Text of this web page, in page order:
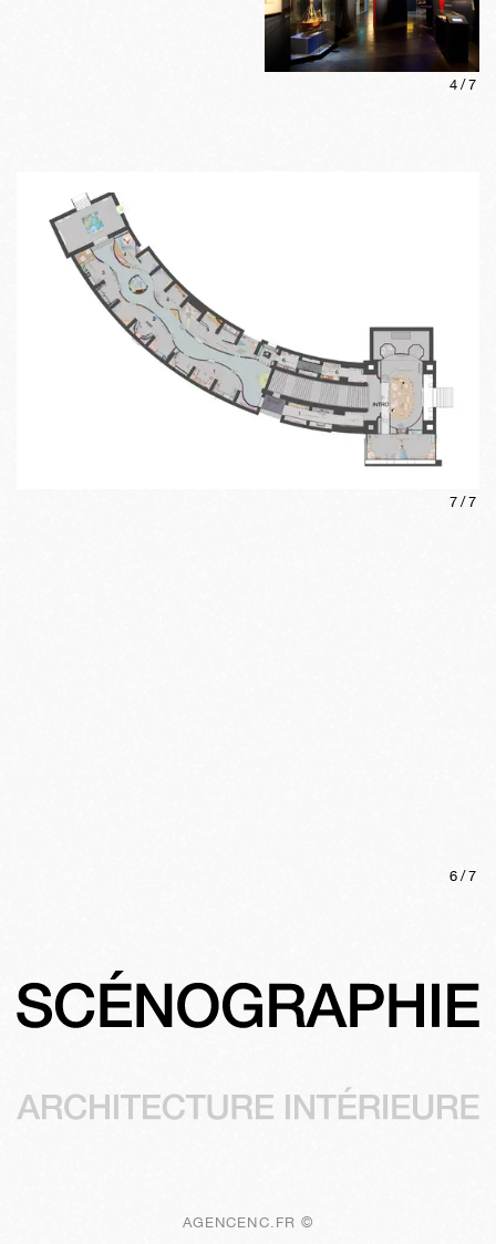
4 /7
7 /7
6 /7
AGENCENC.FR ©